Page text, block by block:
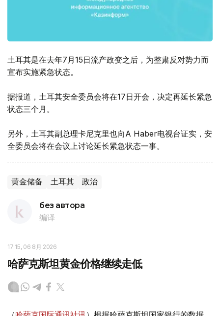
土耳其是在去年7月15日流产政变之后，为整肃反对势力而
宣布实施紧急状态。
据报道，土耳其安全委员会将在17日开会，决定再延长紧急
状态三个月。
另外，土耳其副总理卡尼克里也向A Haber电视台证实，安
全委员会将在会议上讨论延长紧急状态一事。
黄金储备 土耳其 政治
без автора
编译
17:15, 06 8月 2026
哈萨克斯坦黄金价格继续走低